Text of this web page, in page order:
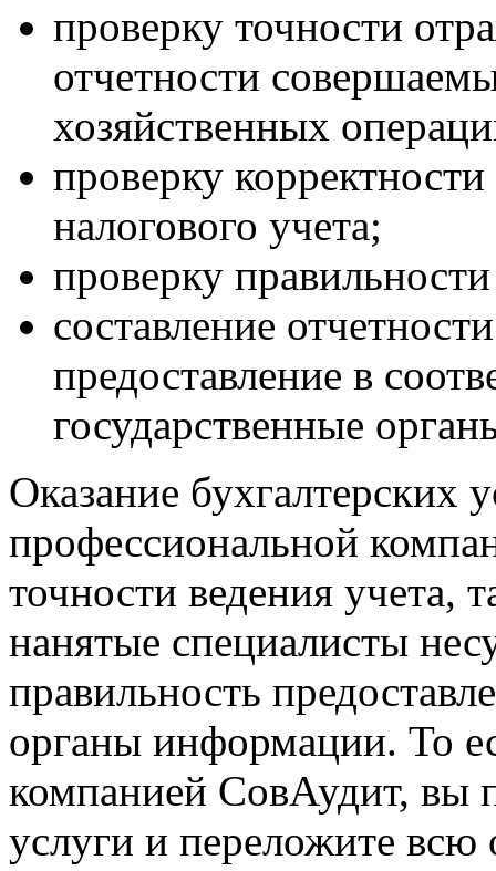
проверку точности
отчетности
хозяйственных
проверку
налогового учета;
проверку
составление
предоставление в
государственные
Оказание
профессиональной
точности ведения учета,
нанятые специалисты
правильность
органы информации. То
компанией СовАудит, вы
услуги и переложите всю